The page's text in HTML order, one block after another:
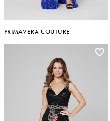
PRIMAVERA COUTURE